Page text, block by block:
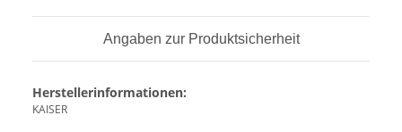
Angaben zur Produktsicherheit
Herstellerinformationen:
KAISER